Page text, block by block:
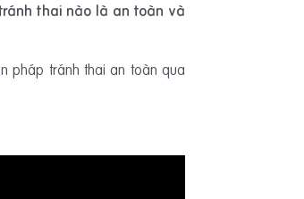
thai nào là an toàn và
pháp tránh thai an toàn qua